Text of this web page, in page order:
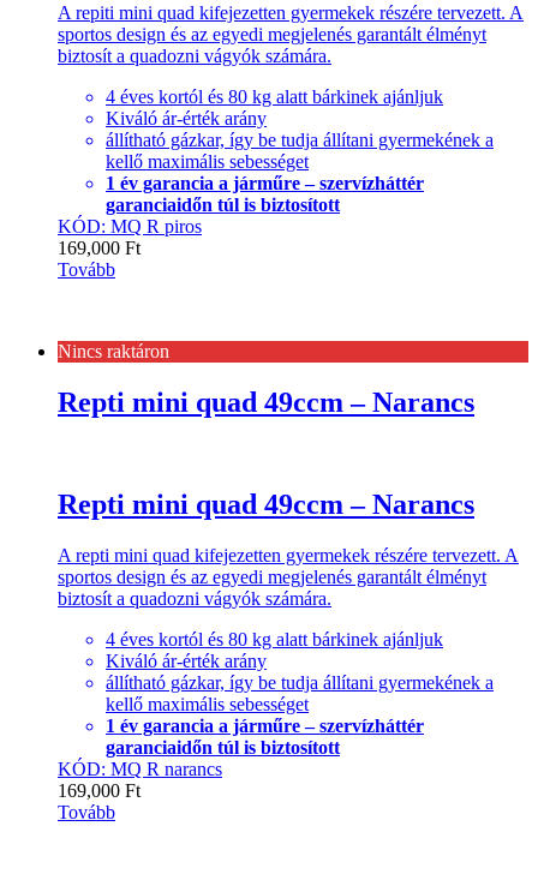
A repiti mini quad kifejezetten gyermekek részére tervezett. A
sportos design és az egyedi megjelenés garantált élményt
biztosít a quadozni vágyók számára.
4 éves kortól és 80 kg alatt bárkinek ajánljuk
Kiváló ár-érték arány
állítható gázkar, így be tudja állítani gyermekének a
kellő maximális sebességet
1 év garancia a járműre – szervízháttér
garanciaidőn túl is biztosított
KÓD: MQ R piros
169,000 Ft
Tovább
Nincs raktáron
Repti mini quad 49ccm – Narancs
Repti mini quad 49ccm – Narancs
A repti mini quad kifejezetten gyermekek részére tervezett. A
sportos design és az egyedi megjelenés garantált élményt
biztosít a quadozni vágyók számára.
4 éves kortól és 80 kg alatt bárkinek ajánljuk
Kiváló ár-érték arány
állítható gázkar, így be tudja állítani gyermekének a
kellő maximális sebességet
1 év garancia a járműre – szervízháttér
garanciaidőn túl is biztosított
KÓD: MQ R narancs
169,000 Ft
Tovább